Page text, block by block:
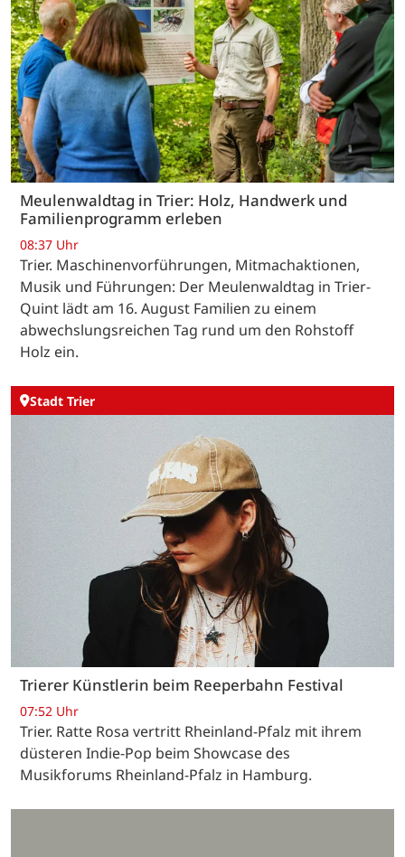
Meulenwaldtag in Trier: Holz, Handwerk und
Familienprogramm erleben
08:37 Uhr
Trier. Maschinenvorführungen, Mitmachaktionen,
Musik und Führungen: Der Meulenwaldtag in Trier-
Quint lädt am 16. August Familien zu einem
abwechslungsreichen Tag rund um den Rohstoff
Holz ein.
Stadt Trier
Trierer Künstlerin beim Reeperbahn Festival
07:52 Uhr
Trier. Ratte Rosa vertritt Rheinland-Pfalz mit ihrem
düsteren Indie-Pop beim Showcase des
Musikforums Rheinland-Pfalz in Hamburg.